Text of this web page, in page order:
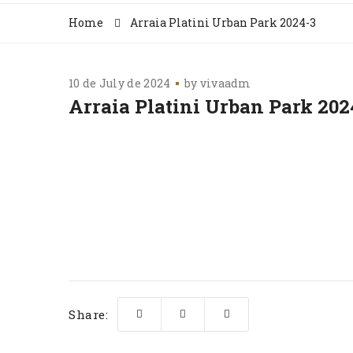
Home Arraia Platini Urban Park 2024-3
10 de July de 2024 by vivaadm
Arraia Platini Urban Park
Share: